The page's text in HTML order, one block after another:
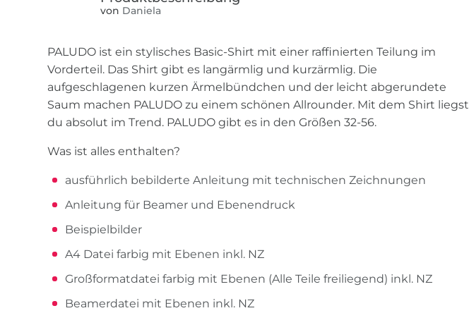
von Daniela
PALUDO ist ein stylisches Basic-Shirt mit einer raffinierten Teilung im
Vorderteil. Das Shirt gibt es langärmlig und kurzärmlig. Die
aufgeschlagenen kurzen Ärmelbündchen und der leicht abgerundete
Saum machen PALUDO zu einem schönen Allrounder. Mit dem Shirt liegst
du absolut im Trend. PALUDO gibt es in den Größen 32-56.
Was ist alles enthalten?
ausführlich bebilderte Anleitung mit technischen Zeichnungen
Anleitung für Beamer und Ebenendruck
Beispielbilder
A4 Datei farbig mit Ebenen inkl. NZ
Großformatdatei farbig mit Ebenen (Alle Teile freiliegend) inkl. NZ
Beamerdatei mit Ebenen inkl. NZ